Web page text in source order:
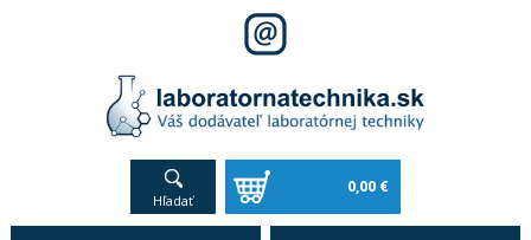
Hľadať
0,00 €